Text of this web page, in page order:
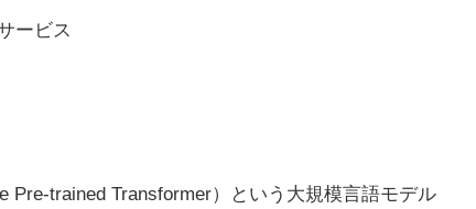
ービス
Pre-trained Transformer）という大規模言語モデル